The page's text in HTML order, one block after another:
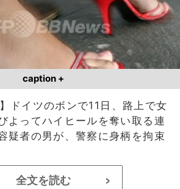
caption +
ドイツのボンで11日、路上で女
よってハイヒールを奪い取る連
疑者の男が、警察に身柄を拘束
全文を読む >